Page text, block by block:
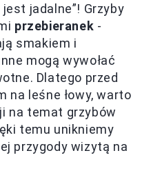
jadalne”! Grzyby
przebieranek -
smakiem i
mogą wywołać
Dlatego przed
na leśne łowy, warto
na temat grzybów
temu unikniemy
przygody wizytą na